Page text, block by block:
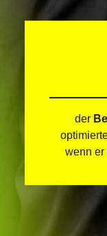
der
wenn er